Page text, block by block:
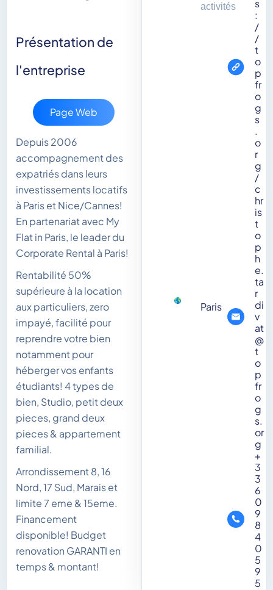
Présentation de
l'entreprise
Page Web
Depuis 2006
accompagnement des
expatriés dans leurs
investissements locatifs
à Paris et Nice/Cannes!
En partenariat avec My
Flat in Paris, le leader du
Corporate Rental à Paris!
Rentabilité 50%
supérieure à la location
aux particuliers, zero
impayé, facilité pour
reprendre votre bien
notamment pour
héberger vos enfants
étudiants! 4 types de
bien, Studio, petit deux
pieces, grand deux
pieces & appartement
familial.
Arrondissement 8, 16
Nord, 17 Sud, Marais et
limite 7 eme & 15eme.
Financement
disponible! Budget
renovation GARANTI en
temps & montant!
activités
Paris
s
:
/
/
t
o
p
fr
o
g
s
.
o
r
g
/
c
hr
is
t
o
p
h
e.
ta
r
di
v
at
@
t
o
p
fr
o
g
s.
or
g
+
3
3
6
0
9
8
4
0
5
9
5